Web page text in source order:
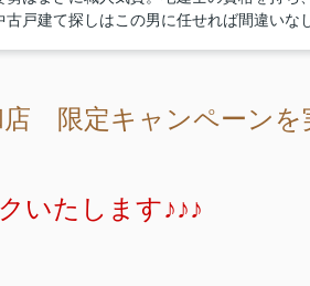
戸建て探しはこの男に任せれば間違いなし
限定キャンペーンを
いたします♪♪♪